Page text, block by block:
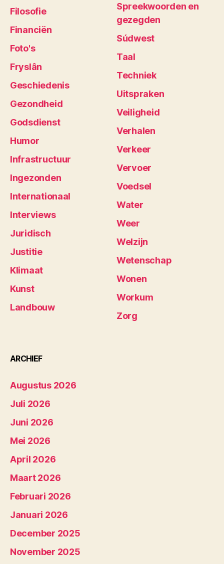
Filosofie
Financiën
Foto's
Fryslân
Geschiedenis
Gezondheid
Godsdienst
Humor
Infrastructuur
Ingezonden
Internationaal
Interviews
Juridisch
Justitie
Klimaat
Kunst
Landbouw
Spreekwoorden en
gezegden
Súdwest
Taal
Techniek
Uitspraken
Veiligheid
Verhalen
Verkeer
Vervoer
Voedsel
Water
Weer
Welzijn
Wetenschap
Wonen
Workum
Zorg
ARCHIEF
Augustus 2026
Juli 2026
Juni 2026
Mei 2026
April 2026
Maart 2026
Februari 2026
Januari 2026
December 2025
November 2025